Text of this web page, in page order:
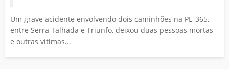
Um grave acidente envolvendo dois caminhões na PE-365,
entre Serra Talhada e Triunfo, deixou duas pessoas mortas
e outras vítimas...